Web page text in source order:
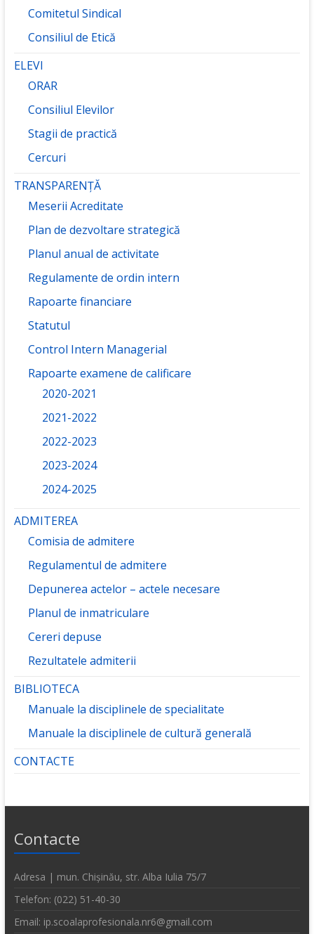
Comitetul Sindical
Consiliul de Etică
ELEVI
ORAR
Consiliul Elevilor
Stagii de practică
Cercuri
TRANSPARENȚĂ
Meserii Acreditate
Plan de dezvoltare strategică
Planul anual de activitate
Regulamente de ordin intern
Rapoarte financiare
Statutul
Control Intern Managerial
Rapoarte examene de calificare
2020-2021
2021-2022
2022-2023
2023-2024
2024-2025
ADMITEREA
Comisia de admitere
Regulamentul de admitere
Depunerea actelor – actele necesare
Planul de inmatriculare
Cereri depuse
Rezultatele admiterii
BIBLIOTECA
Manuale la disciplinele de specialitate
Manuale la disciplinele de cultură generală
CONTACTE
Contacte
Adresa | mun. Chișinău, str. Alba Iulia 75/7
Telefon: (022) 51-40-30
Email: ip.scoalaprofesionala.nr6@gmail.com